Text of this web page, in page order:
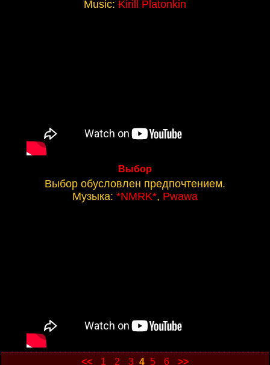
Music: Kirill Platonkin
Выбор
Выбор обусловлен предпочтением.
Музыка: *NMRK*, Pwawa
<< 1 2 3 4 5 6 >>